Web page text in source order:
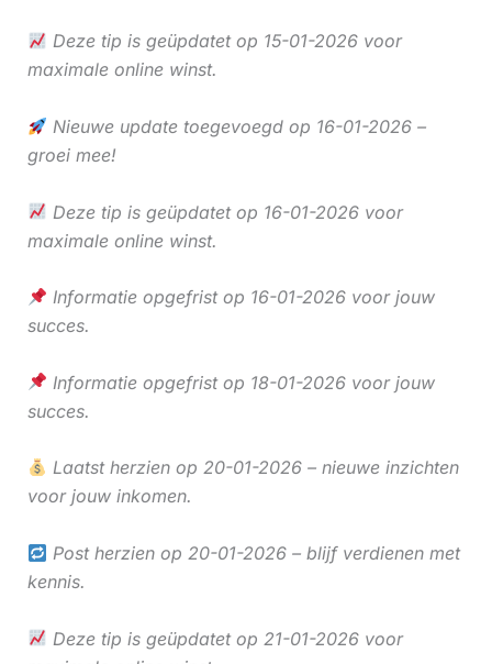
Deze tip is geüpdatet op 15-01-2026 voor
maximale online winst.
Nieuwe update toegevoegd op 16-01-2026 –
groei mee!
Deze tip is geüpdatet op 16-01-2026 voor
maximale online winst.
Informatie opgefrist op 16-01-2026 voor jouw
succes.
Informatie opgefrist op 18-01-2026 voor jouw
succes.
Laatst herzien op 20-01-2026 – nieuwe inzichten
voor jouw inkomen.
Post herzien op 20-01-2026 – blijf verdienen met
kennis.
Deze tip is geüpdatet op 21-01-2026 voor